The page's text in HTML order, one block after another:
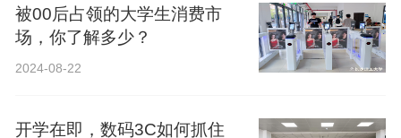
被00后占领的大学生消费市
场，你了解多少？
2024-08-22
开学在即，数码3C如何抓住